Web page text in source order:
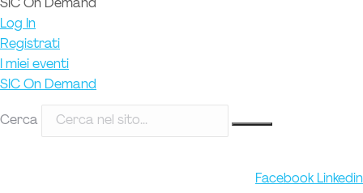
SIC On Demand
Log In
Registrati
I miei eventi
SIC On Demand
Cerca
Facebook Linkedin